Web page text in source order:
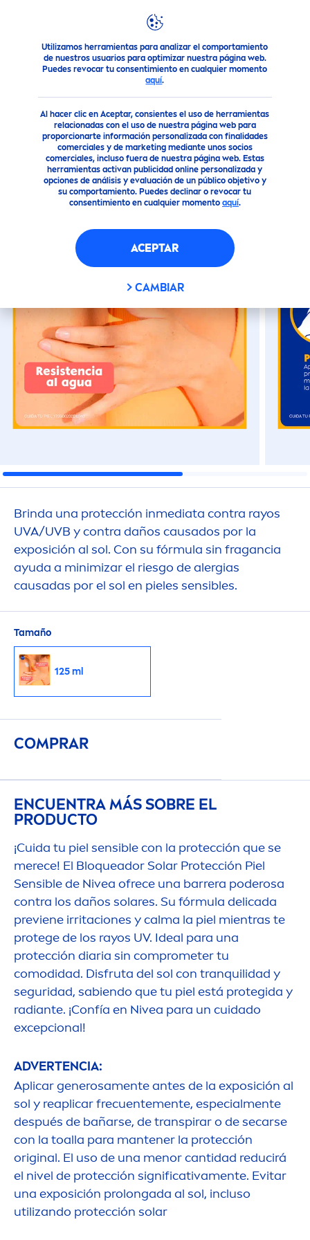
Utilizamos herramientas para analizar el comportamiento
de nuestros usuarios para optimizar nuestra página web.
Puedes revocar tu consentimiento en cualquier momento
aquí.
Al hacer clic en Aceptar, consientes el uso de herramientas
relacionadas con el uso de nuestra página web para
proporcionarte información personalizada con finalidades
comerciales y de marketing mediante unos socios
comerciales, incluso fuera de nuestra página web. Estas
herramientas activan publicidad online personalizada y
opciones de análisis y evaluación de un público objetivo y
su comportamiento. Puedes declinar o revocar tu
consentimiento en cualquier momento aquí.
ACEPTAR
CAMBIAR
Nuestros Productos Solar Disfruta del Sol ¡Nosotros te
(7)
NIVEA SUN PROTECTOR
SOLAR PIEL SENSIBLE FPS60+
Brinda una protección inmediata contra rayos
UVA/UVB y contra daños causados por la
exposición al sol. Con su fórmula sin fragancia
ayuda a minimizar el riesgo de alergias
causadas por el sol en pieles sensibles.
Tamaño
125 ml
COMPRAR
ENCUENTRA MÁS SOBRE EL
PRODUCTO
¡Cuida tu piel sensible con la protección que se
merece! El Bloqueador Solar Protección Piel
Sensible de Nivea ofrece una barrera poderosa
contra los daños solares. Su fórmula delicada
previene irritaciones y calma la piel mientras te
protege de los rayos UV. Ideal para una
protección diaria sin comprometer tu
comodidad. Disfruta del sol con tranquilidad y
seguridad, sabiendo que tu piel está protegida y
radiante. ¡Confía en Nivea para un cuidado
excepcional!
ADVERTENCIA:
Aplicar generosamente antes de la exposición al
sol y reaplicar frecuentemente, especialmente
después de bañarse, de transpirar o de secarse
con la toalla para mantener la protección
original. El uso de una menor cantidad reducirá
el nivel de protección significativamente. Evitar
una exposición prolongada al sol, incluso
utilizando protección solar